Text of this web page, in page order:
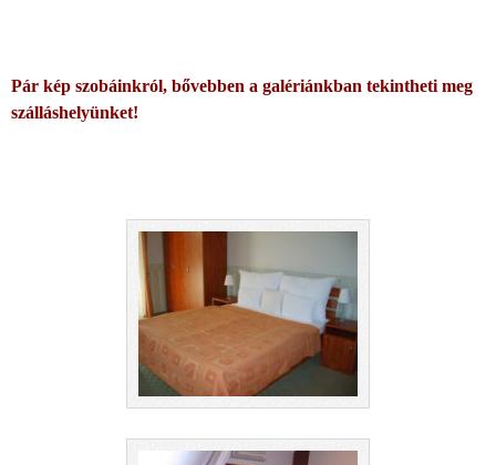
Pár kép szobáinkról, bővebben a galériánkban tekintheti meg
szálláshelyünket!